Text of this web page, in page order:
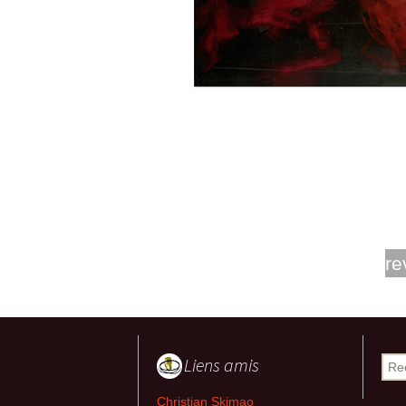
Liens amis
Christian Skimao